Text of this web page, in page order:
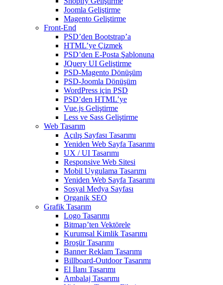
Joomla Geliştirme
Magento Geliştirme
Front-End
PSD’den Bootstrap’a
HTML’ye Çizmek
PSD’den E-Posta Şablonuna
JQuery UI Geliştirme
PSD-Magento Dönüşüm
PSD-Joomla Dönüşüm
WordPress için PSD
PSD’den HTML’ye
Vue.js Geliştirme
Less ve Sass Geliştirme
Web Tasarım
Açılış Sayfası Tasarımı
Yeniden Web Sayfa Tasarımı
UX / UI Tasarımı
Responsive Web Sitesi
Mobil Uygulama Tasarımı
Yeniden Web Sayfa Tasarımı
Sosyal Medya Sayfası
Organik SEO
Grafik Tasarım
Logo Tasarımı
Bitmap’ten Vektörele
Kurumsal Kimlik Tasarımı
Broşür Tasarımı
Banner Reklam Tasarımı
Billboard-Outdoor Tasarımı
El İlanı Tasarımı
Ambalaj Tasarımı